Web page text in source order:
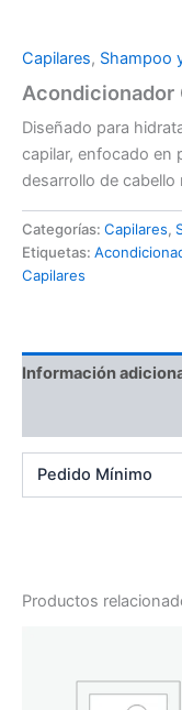
Capilares, Shampoo
Diseñado para
capilar, enfocado en
desarrollo de cabello
Categorías: Capilares,
Etiquetas:
Capilares
Información
Pedido Mínimo
Productos